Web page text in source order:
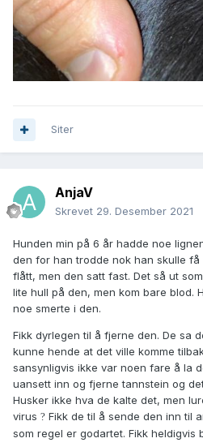
Siter
AnjaV
Skrevet 29. Desember 2021
Hunden min på 6 år hadde noe
den for han trodde nok han skulle få
flått, men den satt fast. Det så ut
lite hull på den, men kom bare blod.
noe smerte i den.
Fikk dyrlegen til å fjerne den. De sa
kunne hende at det ville komme
sansynligvis ikke var noen fare å la
uansett inn og fjerne tannstein og
Husker ikke hva de kalte det, men
virus ? Fikk de til å sende den inn til
som regel er godartet. Fikk heldigvis